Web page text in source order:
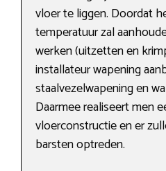
vloer te liggen. Doordat
temperatuur zal
werken (uitzetten en
installateur wapening
staalvezelwapening en
Daarmee realiseert men
vloerconstructie en er
barsten optreden.